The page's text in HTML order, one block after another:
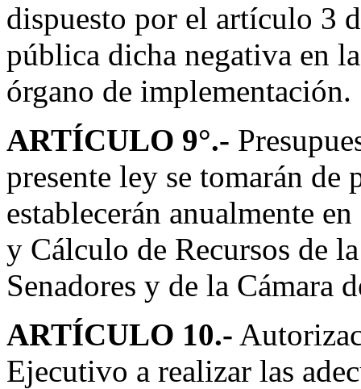
dispuesto por el artículo 3
pública dicha negativa en
órgano de implementación.
ARTÍCULO 9°.-
presente ley se tomarán de
establecerán anualmente
y Cálculo de Recursos de
Senadores y de la Cámara
ARTÍCULO 10.-
Ejecutivo a realizar las